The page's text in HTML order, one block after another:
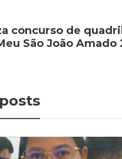
concurso de
São João Amado